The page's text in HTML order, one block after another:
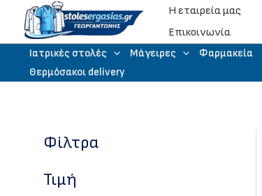
Μετάβαση
περιεχόμενο
Η εταιρεία μας
Eπικοινωνία
Iατρικές στολές Μάγειρες Φαρμακεία
Θερμόσακοι delivery
Φίλτρα
Τιμή